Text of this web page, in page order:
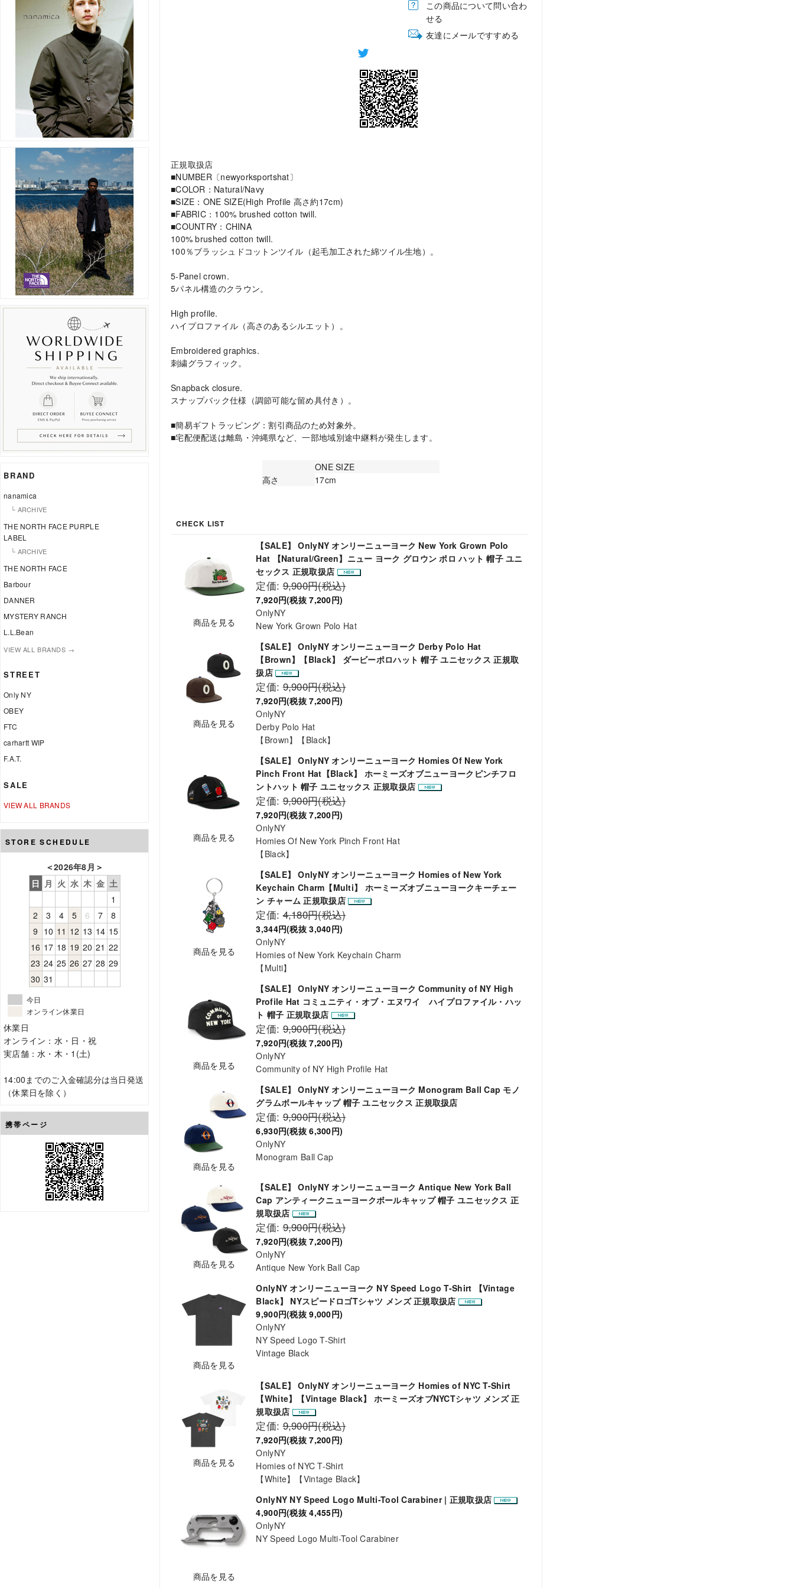
BRAND
nanamica
└ ARCHIVE
THE NORTH FACE PURPLE
LABEL
└ ARCHIVE
THE NORTH FACE
Barbour
DANNER
MYSTERY RANCH
L.L.Bean
VIEW ALL BRANDS →
STREET
Only NY
OBEY
FTC
carhartt WIP
F.A.T.
SALE
VIEW ALL BRANDS
STORE SCHEDULE
＜2026年8月 ＞
日 月 火 水 木 金 土
1
2
3 4 5 6 7
8
9 10 11 12 13 14 15
16 17 18 19 20 21 22
23 24 25 26 27 28 29
30 31
今日
オンライン休業日
休業日
オンライン：水・日・祝
実店舗：水・木・1(土)
14:00までのご入金確認分は当日発送
（休業日を除く）
携帯ページ
この商品について問い合わ
せる
友達にメールですすめる
正規取扱店
■NUMBER〔newyorksportshat〕
■COLOR：Natural/Navy
■SIZE：ONE SIZE(High Profile 高さ約17cm)
■FABRIC：100% brushed cotton twill.
■COUNTRY：CHINA
100% brushed cotton twill.
100％ブラッシュドコットンツイル（起毛加工された綿ツイル生地）。
5-Panel crown.
5パネル構造のクラウン。
High profile.
ハイプロファイル（高さのあるシルエット）。
Embroidered graphics.
刺繍グラフィック。
Snapback closure.
スナップバック仕様（調節可能な留め具付き）。
■簡易ギフトラッピング：割引商品のため対象外。
■宅配便配送は離島・沖縄県など、一部地域別途中継料が発生します。
ONE SIZE
高さ
17cm
CHECK LIST
商品を見る
【SALE】 OnlyNY オンリーニューヨーク New York Grown Polo
Hat 【Natural/Green】ニュー ヨーク グロウン ポロ ハット 帽子 ユニ
セックス 正規取扱店
定価:9,900円(税込)
7,920円(税抜 7,200円)
OnlyNY
New York Grown Polo Hat
商品を見る
【SALE】 OnlyNY オンリーニューヨーク Derby Polo Hat
【Brown】【Black】 ダービーポロハット 帽子 ユニセックス 正規取
扱店
定価:9,900円(税込)
7,920円(税抜 7,200円)
OnlyNY
Derby Polo Hat
【Brown】【Black】
商品を見る
【SALE】 OnlyNY オンリーニューヨーク Homies Of New York
Pinch Front Hat【Black】 ホーミーズオブニューヨークピンチフロ
ントハット 帽子 ユニセックス 正規取扱店
定価:9,900円(税込)
7,920円(税抜 7,200円)
OnlyNY
Homies Of New York Pinch Front Hat
【Black】
商品を見る
【SALE】 OnlyNY オンリーニューヨーク Homies of New York
Keychain Charm【Multi】 ホーミーズオブニューヨークキーチェー
ン チャーム 正規取扱店
定価:4,180円(税込)
3,344円(税抜 3,040円)
OnlyNY
Homies of New York Keychain Charm
【Multi】
商品を見る
【SALE】 OnlyNY オンリーニューヨーク Community of NY High
Profile Hat コミュニティ・オブ・エヌワイ ハイプロファイル・ハッ
ト 帽子 正規取扱店
定価:9,900円(税込)
7,920円(税抜 7,200円)
OnlyNY
Community of NY High Profile Hat
商品を見る
【SALE】 OnlyNY オンリーニューヨーク Monogram Ball Cap モノ
グラムボールキャップ 帽子 ユニセックス 正規取扱店
定価:9,900円(税込)
6,930円(税抜 6,300円)
OnlyNY
Monogram Ball Cap
商品を見る
【SALE】 OnlyNY オンリーニューヨーク Antique New York Ball
Cap アンティークニューヨークボールキャップ 帽子 ユニセックス 正
規取扱店
定価:9,900円(税込)
7,920円(税抜 7,200円)
OnlyNY
Antique New York Ball Cap
商品を見る
OnlyNY オンリーニューヨーク NY Speed Logo T-Shirt 【Vintage
Black】 NYスピードロゴTシャツ メンズ 正規取扱店
9,900円(税抜 9,000円)
OnlyNY
NY Speed Logo T-Shirt
Vintage Black
商品を見る
【SALE】 OnlyNY オンリーニューヨーク Homies of NYC T-Shirt
【White】【Vintage Black】 ホーミーズオブNYCTシャツ メンズ 正
規取扱店
定価:9,900円(税込)
7,920円(税抜 7,200円)
OnlyNY
Homies of NYC T-Shirt
【White】【Vintage Black】
商品を見る
OnlyNY NY Speed Logo Multi-Tool Carabiner | 正規取扱店
4,900円(税抜 4,455円)
OnlyNY
NY Speed Logo Multi-Tool Carabiner